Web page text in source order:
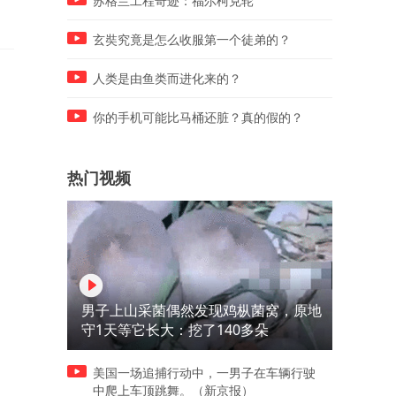
玄奘究竟是怎么收服第一个徒弟的？
人类是由鱼类而进化来的？
你的手机可能比马桶还脏？真的假的？
热门视频
男子上山采菌偶然发现鸡枞菌窝，原地
守1天等它长大：挖了140多朵
美国一场追捕行动中，一男子在车辆行驶
中爬上车顶跳舞。（新京报）